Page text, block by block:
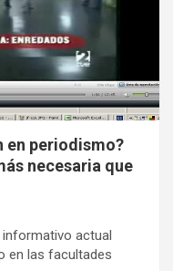
en periodismo?
necesaria que
actual
en las facultades